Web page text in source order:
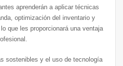
aprenderán a aplicar técnicas
optimización del inventario y
que les proporcionará una ventaja
sostenibles y el uso de tecnología